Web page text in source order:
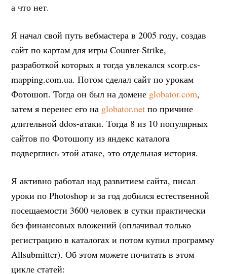
а что нет.
Я начал свой путь вебмастера в 2005 году, создав
сайт по картам для игры Counter-Strike,
разработкой которых я тогда увлекался scorp.cs-
mapping.com.ua. Потом сделал сайт по урокам
Фотошоп. Тогда он был на домене globator.com,
затем я перенес его на globator.net по причине
длительной ddos-атаки. Тогда 8 из 10 популярных
сайтов по Фотошопу из яндекс каталога
подверглись этой атаке, это отдельная история.
Я активно работал над развитием сайта, писал
уроки по Photoshop и за год добился естественной
посещаемости 3600 человек в сутки практически
без финансовых вложений (оплачивал только
регистрацию в каталогах и потом купил программу
Allsubmitter). Об этом можете почитать в этом
цикле статей: